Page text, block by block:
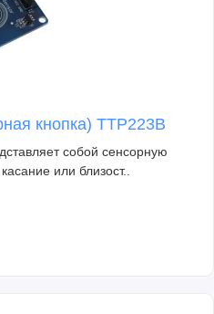
кнопка) TTP223B
собой сенсорную
или близост..